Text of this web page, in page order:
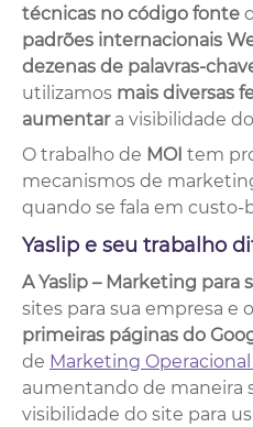
técnicas no código fonte
padrões internacionais
dezenas de palavras-
utilizamos mais diversas
aumentara visibilidade
O trabalho de MOI tem
mecanismos de
quando se fala em custo-
Yaslip e seu trabalho
A Yaslip – Marketing para
sites para sua empresa e
primeiras páginas do
de Marketing
aumentando de maneira
visibilidade do site para